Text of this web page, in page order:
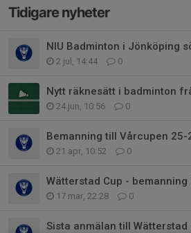
Tidigare nyheter
NIU Badminton i Jönköping
2 jul, 14:44 0
24 jun, 10:56 0
Bemanning till Vårcupen 25-
21 apr, 10:52 0
17 mar, 22:28 0
Sista anmälan till Wätterstad